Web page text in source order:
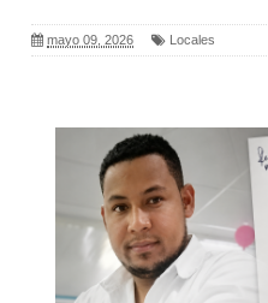
mayo 09, 2026 Locales